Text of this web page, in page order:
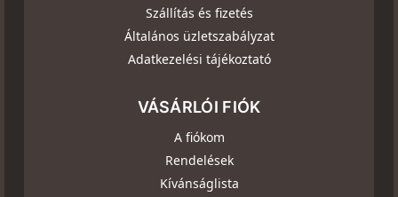
Szállítás és fizetés
Általános üzletszabályzat
Adatkezelési tájékoztató
VÁSÁRLÓI FIÓK
A fiókom
Rendelések
Kívánságlista